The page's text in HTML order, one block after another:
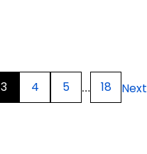
3 4 5 … 18 Next